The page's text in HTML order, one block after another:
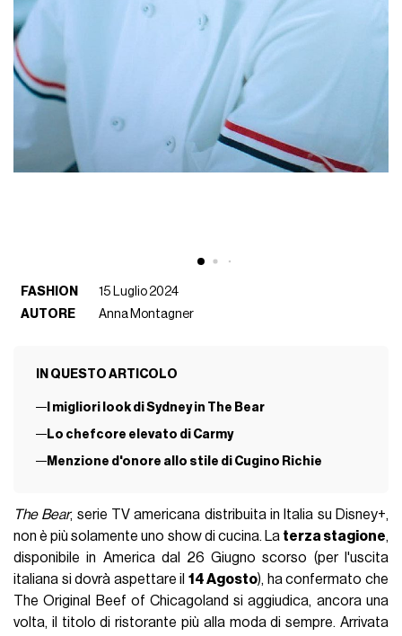
FASHION
15 Luglio 2024
AUTORE
Anna Montagner
IN QUESTO ARTICOLO
I migliori look di Sydney in The Bear
Lo chefcore elevato di Carmy
Menzione d'onore allo stile di Cugino Richie
The Bear, serie TV americana distribuita in Italia su Disney+,
non è più solamente uno show di cucina. La terza stagione,
disponibile in America dal 26 Giugno scorso (per l'uscita
italiana si dovrà aspettare il 14 Agosto), ha confermato che
The Original Beef of Chicagoland si aggiudica, ancora una
volta, il titolo di ristorante più alla moda di sempre. Arrivata